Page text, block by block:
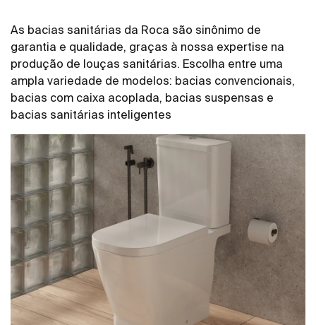
As bacias sanitárias da Roca são sinônimo de
garantia e qualidade, graças à nossa expertise na
produção de louças sanitárias. Escolha entre uma
ampla variedade de modelos: bacias convencionais,
bacias com caixa acoplada, bacias suspensas e
bacias sanitárias inteligentes